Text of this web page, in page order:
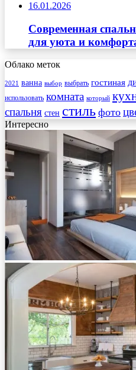
16.01.2026
Современная
для уюта и
Облако меток
2021 ванна выбор выбрать гостиная
использовать комната который
спальня стен стиль фото
Интересно